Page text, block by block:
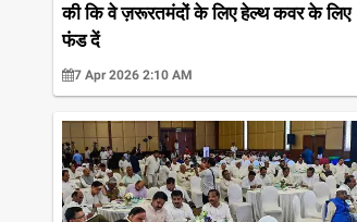
की कि वे ज़रूरतमंदों के लिए हेल्थ कवर के लिए
फंड दें
7 Apr 2026 2:10 AM